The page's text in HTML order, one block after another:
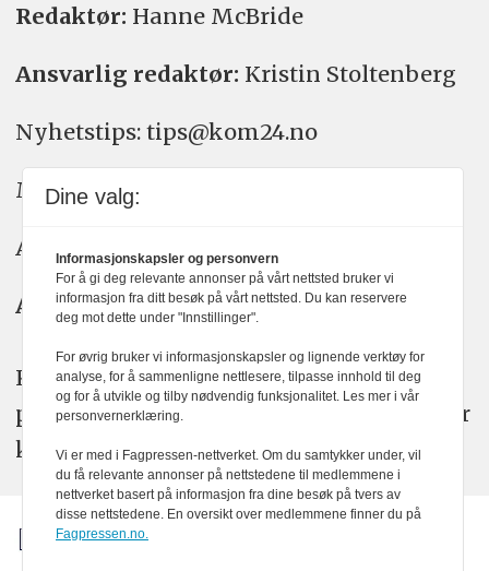
Redaktør: Hanne McBride
Ansvarlig redaktør: Kristin Stoltenberg
Nyhetstips: tips@kom24.no
Meninger: meninger@kom24.no
Annonse: annonse@watchmedia.no
Abonnement:kom24@watchmedia.no
KOM24 arbeider etter Vær Varsom-
plakatens regler for god presseskikk. Her
kan du lese mer omPFUsarbeid.
Dine valg:
Informasjonskapsler og personvern
For å gi deg relevante annonser på vårt nettsted bruker vi
informasjon fra ditt besøk på vårt nettsted. Du kan reservere
deg mot dette under "Innstillinger".
For øvrig bruker vi informasjonskapsler og lignende verktøy for
analyse, for å sammenligne nettlesere, tilpasse innhold til deg
og for å utvikle og tilby nødvendig funksjonalitet. Les mer i vår
personvernerklæring.
Vi er med i Fagpressen-nettverket. Om du samtykker under, vil
du få relevante annonser på nettstedene til medlemmene i
nettverket basert på informasjon fra dine besøk på tvers av
disse nettstedene. En oversikt over medlemmene finner du på
Fagpressen.no.